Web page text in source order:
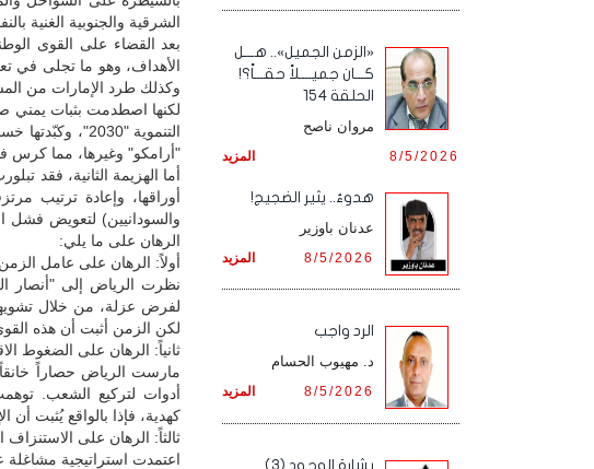
الشرقية والجنوبية الغنية
بعد القضاء على القوى
الأهداف، وهو ما تجلى في
وكذلك طرد الإمارات من
لكنها اصطدمت بثبات يمني
التنموية
"أرامكو" وغيرها، مما كرس
أما الهزيمة الثانية، فقد
أوراقها، وإعادة ترتيب
والسودانيين) لتعويض فشل
الرهان على ما يلي:
أولاً: الرهان على عامل
نظرت الرياض إلى "أنصار
لفرض عزلة، من خلال
لكن الزمن أثبت أن هذه
ثانياً: الرهان على الضغوط
مارست الرياض حصاراً خانقاً
أدوات لتركيع الشعب.
كهدية، فإذا بالواقع يُثبت
ثالثاً: الرهان على
اعتمدت استراتيجية
«الزمن الجميل».. هـــل
كـــان جميــــلاً حقـــاً؟!
الحلقة 154
مروان ناصح
المزيد 8/5/2026
هدوءٌ.. يثير الضجيج!
عدنان باوزير
المزيد 8/5/2026
الرد واجب
د. مهيوب الحسام
المزيد 8/5/2026
بشارة الوجود (3)